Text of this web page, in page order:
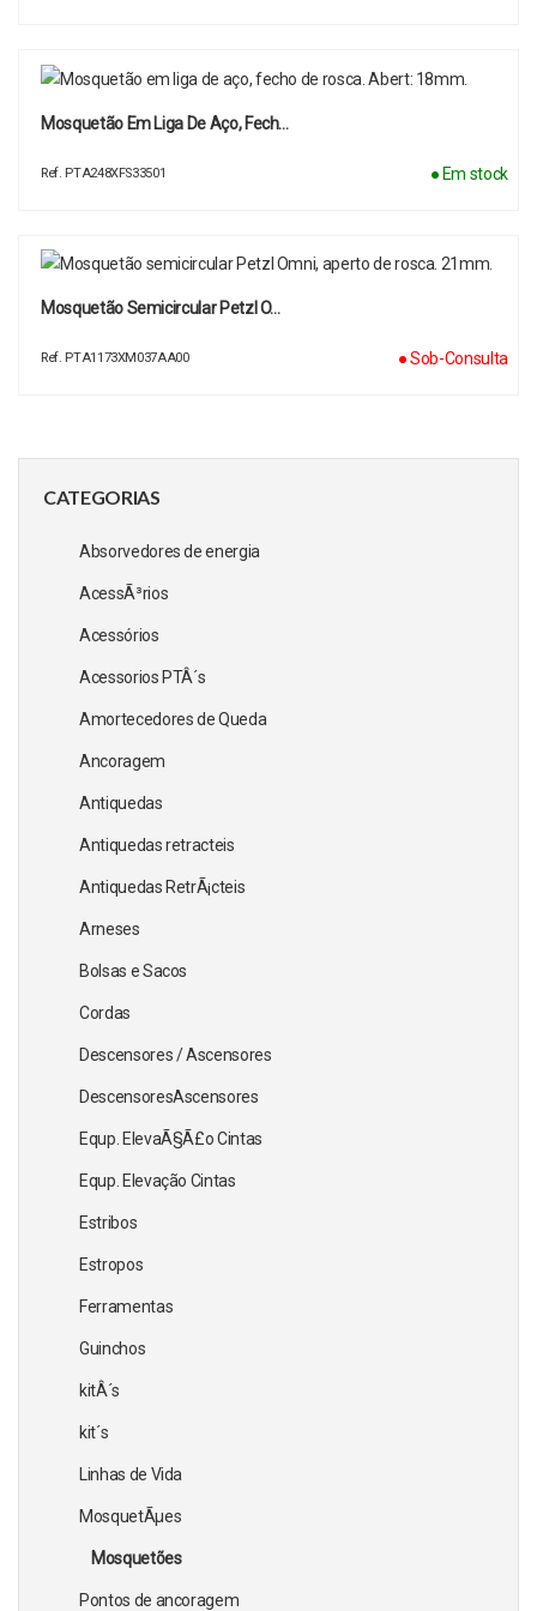
CATEGORIAS
Absorvedores de energia
AcessÃ³rios
Acessórios
Acessorios PTÂ´s
Amortecedores de Queda
Ancoragem
Antiquedas
Antiquedas retracteis
Antiquedas RetrÃ¡cteis
Arneses
Bolsas e Sacos
Cordas
Descensores / Ascensores
DescensoresAscensores
Equp. ElevaÃ§Ã£o Cintas
Equp. Elevação Cintas
Estribos
Estropos
Ferramentas
Guinchos
kitÂ´s
kit´s
Linhas de Vida
MosquetÃµes
Mosquetões
Pontos de ancoragem
Mosquetão Em Liga De Aço, Fech…
Ref. PTA248XFS33501 ● Em stock
Mosquetão Semicircular Petzl O…
Ref. PTA1173XM037AA00 ● Sob-Consulta